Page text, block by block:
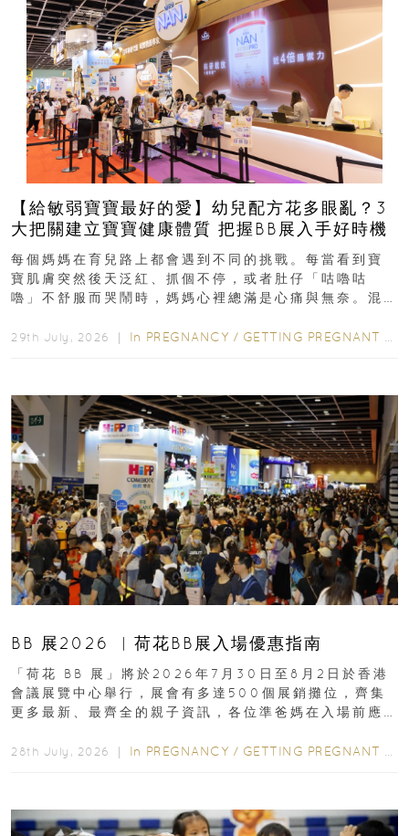
【給敏弱寶寶最好的愛】幼兒配方花多眼亂？3
大把關建立寶寶健康體質 把握BB展入手好時機
每個媽媽在育兒路上都會遇到不同的挑戰。每當看到寶
寶肌膚突然後天泛紅、抓個不停，或者肚仔「咕嚕咕
嚕」不舒服而哭鬧時，媽媽心裡總滿是心痛與無奈。混
29th July, 2026 ｜ In PREGNANCY / GETTING PREGNANT
BB 展2026 ︳荷花BB展入場優惠指南
「荷花 BB 展」將於2026年7月30日至8月2日於香港
會議展覽中心舉行，展會有多達500個展銷攤位，齊集
更多最新、最齊全的親子資訊，各位準爸媽在入場前應
28th July, 2026 ｜ In PREGNANCY / GETTING PREGNANT